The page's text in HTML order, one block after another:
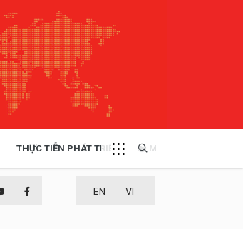
THỰC TIỄN PHÁT TRIỂN MULTIMEDIA
EN VI